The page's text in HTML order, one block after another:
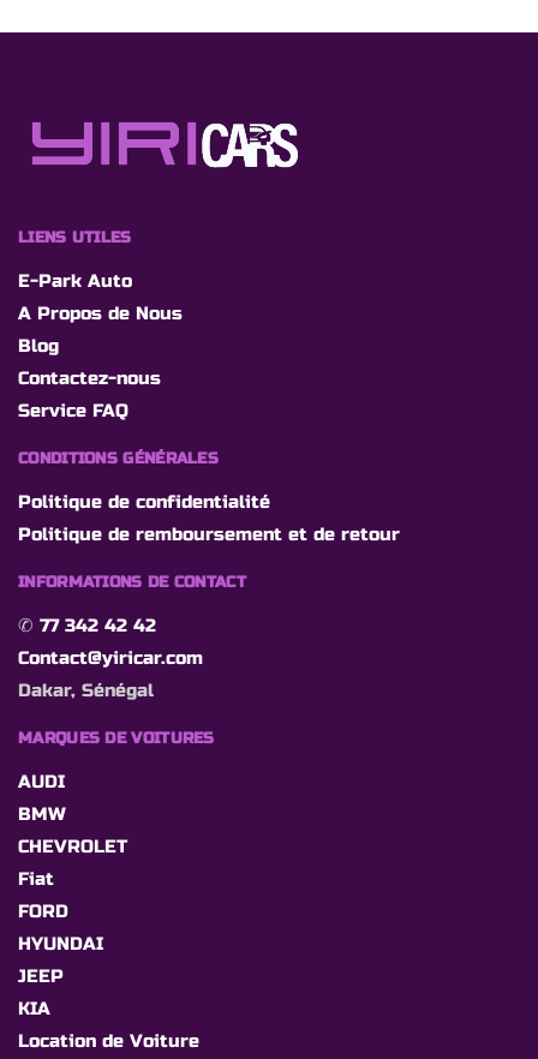
LIENS UTILES
E-Park Auto
A Propos de Nous
Blog
Contactez-nous
Service FAQ
CONDITIONS GÉNÉRALES
Politique de confidentialité
Politique de remboursement et de retour
INFORMATIONS DE CONTACT
✆ 77 342 42 42
Contact@yiricar.com
Dakar, Sénégal
MARQUES DE VOITURES
AUDI
BMW
CHEVROLET
Fiat
FORD
HYUNDAI
JEEP
KIA
Location de Voiture